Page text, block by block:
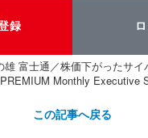
録
雄 富士通／株価下がったサ
Monthly Executive
この記事へ戻る